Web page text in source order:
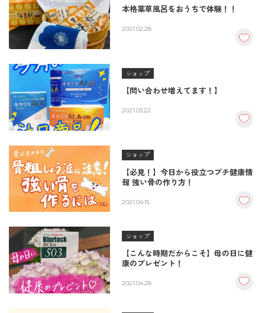
本格薬草風呂をおうちで体験！！
2021.02.28
ショップ
【問い合わせ増えてます！】
2021.03.22
ショップ
【必見！】今日から役立つプチ健康情
報 強い骨の作り方！
2021.04.15
ショップ
【こんな時期だからこそ】母の日に健
康のプレゼント！
2021.04.28